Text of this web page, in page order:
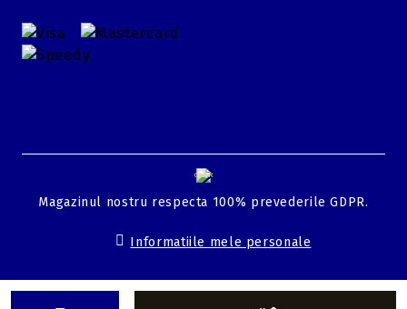
GDPR
Magazinul nostru respecta 100% prevederile GDPR.
Informatiile mele personale
Solutie comert electronic Seliton